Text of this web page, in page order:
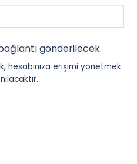
gönderilecek.
hesabınıza erişimi yönetmek